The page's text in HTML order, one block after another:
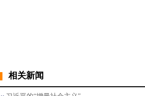
相关新闻